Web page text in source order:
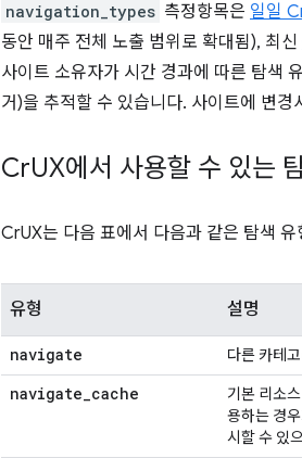
navigation_types 측정항목은 일일
동안 매주 전체 노출 범위로 확대됨), 최신
사이트 소유자가 시간 경과에 따른 탐색
거)을 추적할 수 있습니다. 사이트에 변
CrUX에서 사용할 수 있는
CrUX는 다음 표에서 다음과 같은 탐색 유
유형 설명
navigate 다른 카테
navigate_cache
기본 리소
용하는 경
시할 수 있